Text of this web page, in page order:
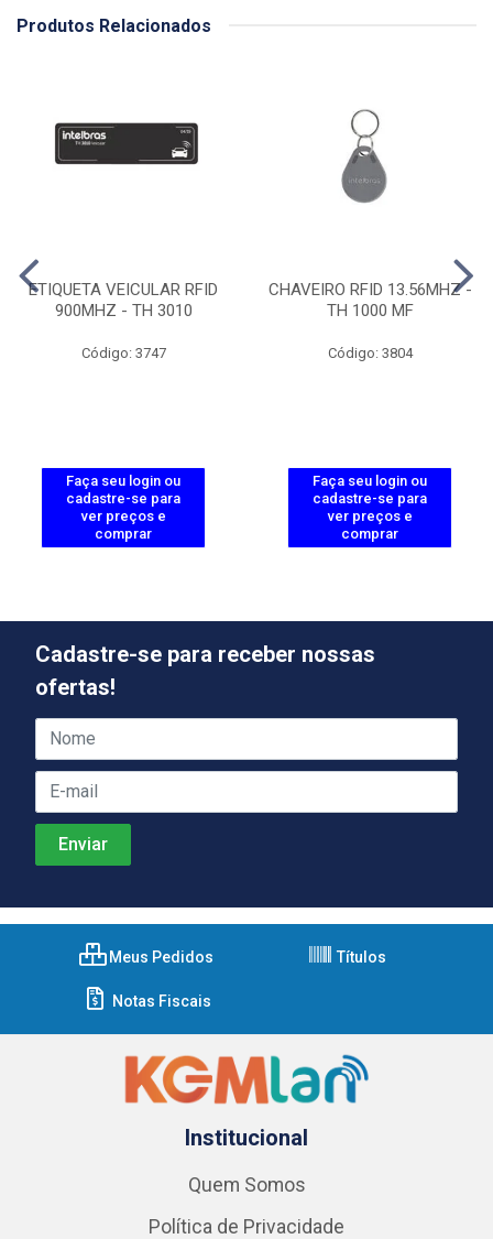
Produtos Relacionados
ETIQUETA VEICULAR RFID
900MHZ - TH 3010
Código: 3747
Faça seu login ou
cadastre-se para
ver preços e
comprar
CHAVEIRO RFID 13.56MHZ -
TH 1000 MF
Código: 3804
Faça seu login ou
cadastre-se para
ver preços e
comprar
Cadastre-se para receber nossas
ofertas!
Meus Pedidos Títulos
Notas Fiscais
Institucional
Quem Somos
Política de Privacidade